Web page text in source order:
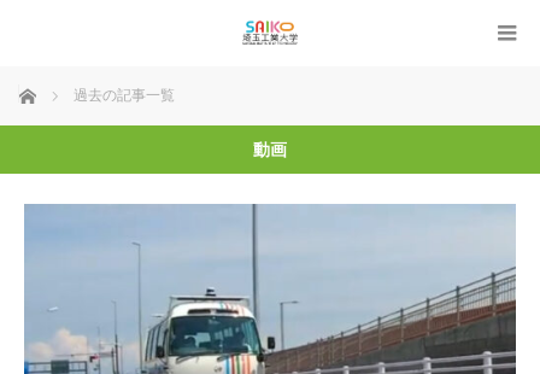
ホーム 過去の記事一覧
動画